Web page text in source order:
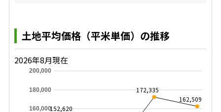
土地平均価格（平米単価）の推移
2026年8月現在
160,000
180,000
200,000
152,620
172,335
162,509